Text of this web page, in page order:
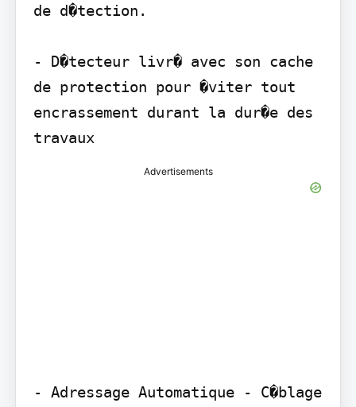
de d�tection.
- D�tecteur livr� avec son cache
de protection pour �viter tout
encrassement durant la dur�e des
travaux
Advertisements
- Adressage Automatique - C�blage